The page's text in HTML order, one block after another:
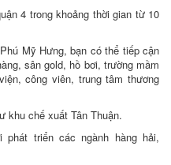
4 trong khoảng thời gian từ 10
Mỹ Hưng, bạn có thể tiếp cận
sân gold, hồ bơi, trường mầm
công viên, trung tâm thương
khu chế xuất Tân Thuận.
triển các ngành hàng hải,